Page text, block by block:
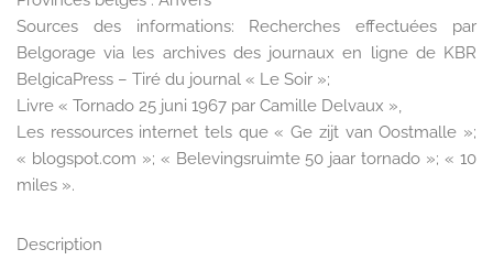
Sources des informations: Recherches effectuées par
Belgorage via les archives des journaux en ligne de KBR
BelgicaPress – Tiré du journal « Le Soir »;
Livre « Tornado 25 juni 1967 par Camille Delvaux »,
Les ressources internet tels que « Ge zijt van Oostmalle »;
« blogspot.com »; « Belevingsruimte 50 jaar tornado »; « 10
miles ».
Description